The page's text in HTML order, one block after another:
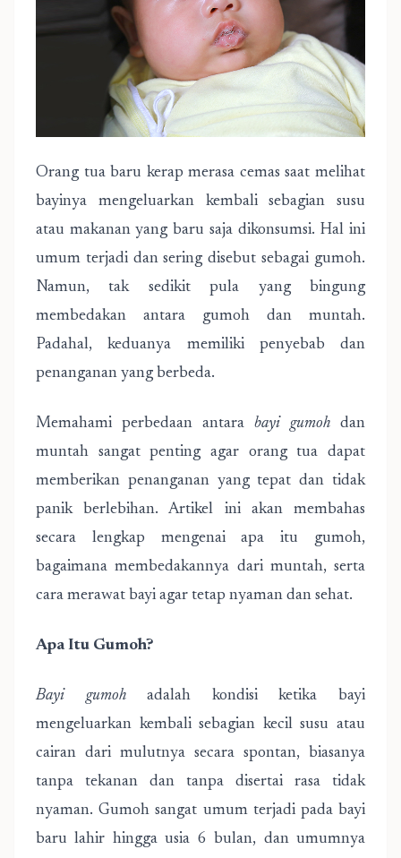
Orang tua baru kerap merasa cemas saat melihat
bayinya mengeluarkan kembali sebagian susu
atau makanan yang baru saja dikonsumsi. Hal ini
umum terjadi dan sering disebut sebagai gumoh.
Namun, tak sedikit pula yang bingung
membedakan antara gumoh dan muntah.
Padahal, keduanya memiliki penyebab dan
penanganan yang berbeda.
Memahami perbedaan antara bayi gumoh dan
muntah sangat penting agar orang tua dapat
memberikan penanganan yang tepat dan tidak
panik berlebihan. Artikel ini akan membahas
secara lengkap mengenai apa itu gumoh,
bagaimana membedakannya dari muntah, serta
cara merawat bayi agar tetap nyaman dan sehat.
Apa Itu Gumoh?
Bayi gumohadalah kondisi ketika bayi
mengeluarkan kembali sebagian kecil susu atau
cairan dari mulutnya secara spontan, biasanya
tanpa tekanan dan tanpa disertai rasa tidak
nyaman. Gumoh sangat umum terjadi pada bayi
baru lahir hingga usia 6 bulan, dan umumnya